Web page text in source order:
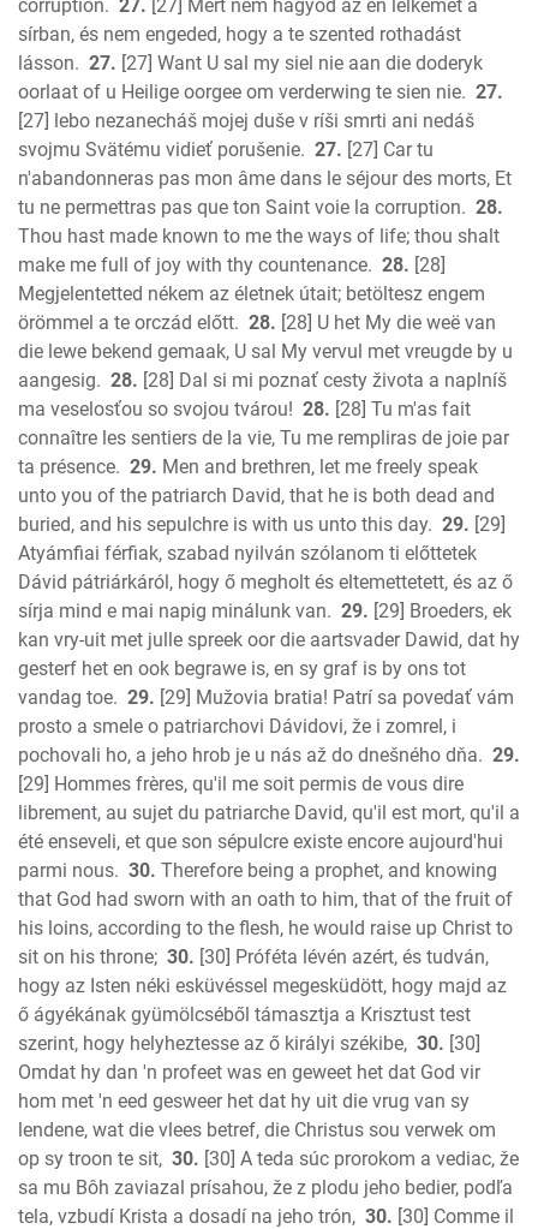
corruption. 27. [27] Mert nem hagyod az én lelkemet a
sírban, és nem engeded, hogy a te szented rothadást
lásson. 27. [27] Want U sal my siel nie aan die doderyk
oorlaat of u Heilige oorgee om verderwing te sien nie. 27.
[27] lebo nezanecháš mojej duše v ríši smrti ani nedáš
svojmu Svätému vidieť porušenie. 27. [27] Car tu
n'abandonneras pas mon âme dans le séjour des morts, Et
tu ne permettras pas que ton Saint voie la corruption. 28.
Thou hast made known to me the ways of life; thou shalt
make me full of joy with thy countenance. 28. [28]
Megjelentetted nékem az életnek útait; betöltesz engem
örömmel a te orczád előtt. 28. [28] U het My die weë van
die lewe bekend gemaak, U sal My vervul met vreugde by u
aangesig. 28. [28] Dal si mi poznať cesty života a naplníš
ma veselosťou so svojou tvárou! 28. [28] Tu m'as fait
connaître les sentiers de la vie, Tu me rempliras de joie par
ta présence. 29. Men and brethren, let me freely speak
unto you of the patriarch David, that he is both dead and
buried, and his sepulchre is with us unto this day. 29. [29]
Atyámfiai férfiak, szabad nyilván szólanom ti előttetek
Dávid pátriárkáról, hogy ő megholt és eltemettetett, és az ő
sírja mind e mai napig minálunk van. 29. [29] Broeders, ek
kan vry-uit met julle spreek oor die aartsvader Dawid, dat hy
gesterf het en ook begrawe is, en sy graf is by ons tot
vandag toe. 29. [29] Mužovia bratia! Patrí sa povedať vám
prosto a smele o patriarchovi Dávidovi, že i zomrel, i
pochovali ho, a jeho hrob je u nás až do dnešného dňa. 29.
[29] Hommes frères, qu'il me soit permis de vous dire
librement, au sujet du patriarche David, qu'il est mort, qu'il a
été enseveli, et que son sépulcre existe encore aujourd'hui
parmi nous. 30. Therefore being a prophet, and knowing
that God had sworn with an oath to him, that of the fruit of
his loins, according to the flesh, he would raise up Christ to
sit on his throne; 30. [30] Próféta lévén azért, és tudván,
hogy az Isten néki esküvéssel megesküdött, hogy majd az
ő ágyékának gyümölcséből támasztja a Krisztust test
szerint, hogy helyheztesse az ő királyi székibe, 30. [30]
Omdat hy dan 'n profeet was en geweet het dat God vir
hom met 'n eed gesweer het dat hy uit die vrug van sy
lendene, wat die vlees betref, die Christus sou verwek om
op sy troon te sit, 30. [30] A teda súc prorokom a vediac, že
sa mu Bôh zaviazal prísahou, že z plodu jeho bedier, podľa
tela, vzbudí Krista a dosadí na jeho trón, 30. [30] Comme il